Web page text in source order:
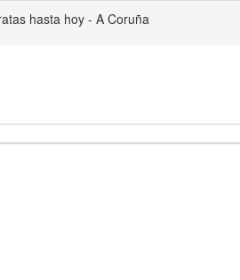
hasta hoy - A Coruña